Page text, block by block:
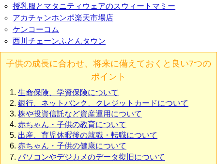
授乳服とマタニティウェアのスウィートマミー
アカチャンホンポ楽天市場店
ケンコーコム
西川チェーンふとんタウン
子供の成長に合わせ、将来に備えておくと良い7つの
ポイント
生命保険、学資保険について
銀行、ネットバンク、クレジットカードについて
株や投資信託など資産運用について
赤ちゃん・子供の教育について
出産、育児休暇後の就職・転職について
赤ちゃん・子供の健康について
パソコンやデジカメのデータ復旧について